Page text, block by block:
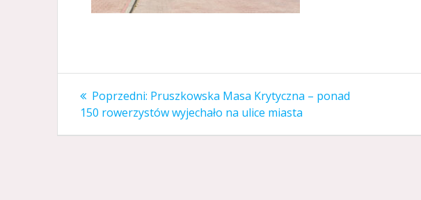
Nawigacja
wpisu
Poprzedni: Poprzedni
wpis:
Pruszkowska Masa Krytyczna – ponad
150 rowerzystów wyjechało na ulice miasta